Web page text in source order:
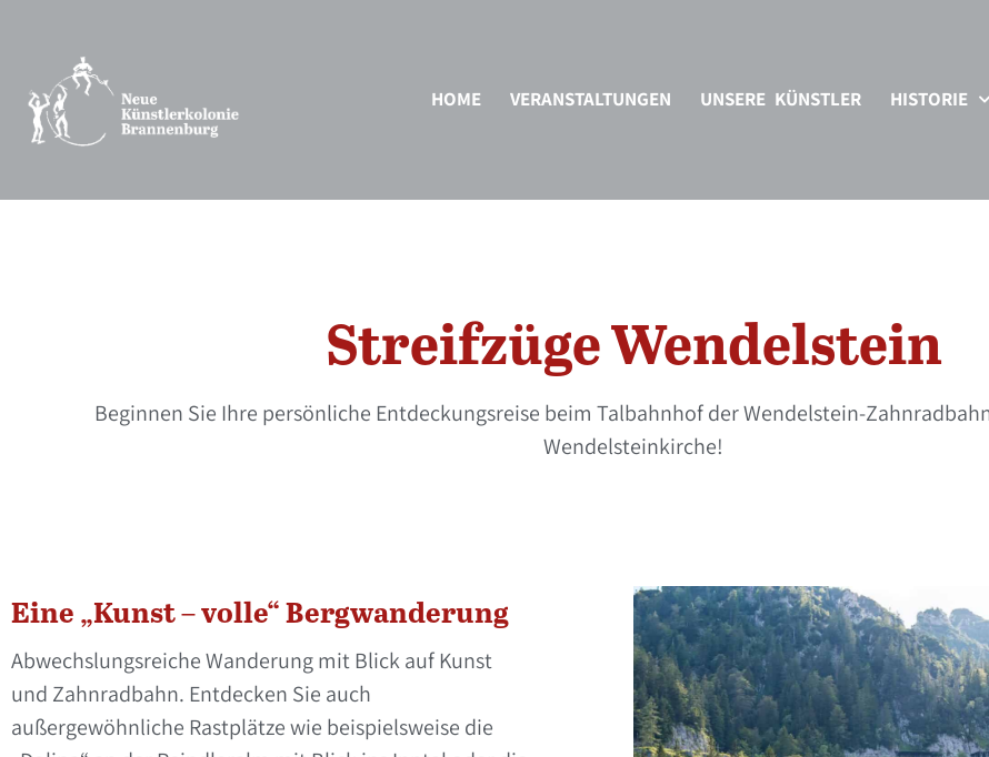
HOME VERANSTALTUNGEN UNSERE KÜNSTLER HISTORIE
Streifzüge Wendelstein
Beginnen Sie Ihre persönliche Entdeckungsreise beim Talbahnhof der Wendelstein-
Wendelsteinkirche!
Eine „Kunst – volle“ Bergwanderung
Abwechslungsreiche Wanderung mit Blick auf Kunst
und Zahnradbahn. Entdecken Sie auch
außergewöhnliche Rastplätze wie beispielsweise die